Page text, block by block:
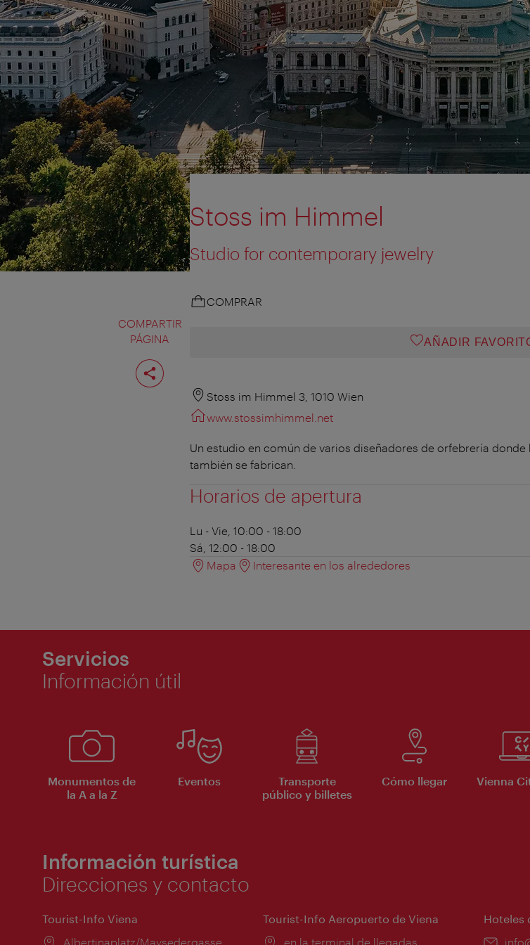
COMPARTIR
PÁGINA
Compartir
página
Stoss im Himmel
Studio for contemporary jewelry
COMPRAR
AÑADIR
Stoss im Himmel 3, 1010 Wien
www.stossimhimmel.net
Un estudio en común de varios diseñadores de orfebrería
también se fabrican.
Horarios de apertura
Lu - Vie, 10:00 - 18:00
Sá, 12:00 - 18:00
Mapa
Interesante en los alrededores
Servicios
Información útil
Monumentos de
la A a la Z
Eventos
Transporte
público y billetes
Cómo llegar Vienna
Información turística
Direcciones y contacto
Tourist-Info Viena
Lugar:
Albertinaplatz/Maysedergasse
Tourist-Info Aeropuerto de Viena
Lugar:
en la terminal de llegadas
Hoteles
e-